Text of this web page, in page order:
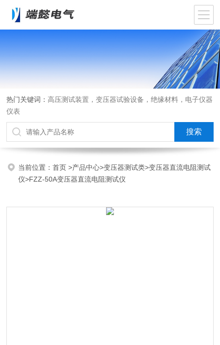
热门关键词： 高压测试装置，变压器试验设备，绝缘材料，电子仪器
仪表
当前位置：首页>产品中心>变压器测试类>变压器直流电阻测试
仪>FZZ-50A变压器直流电阻测试仪